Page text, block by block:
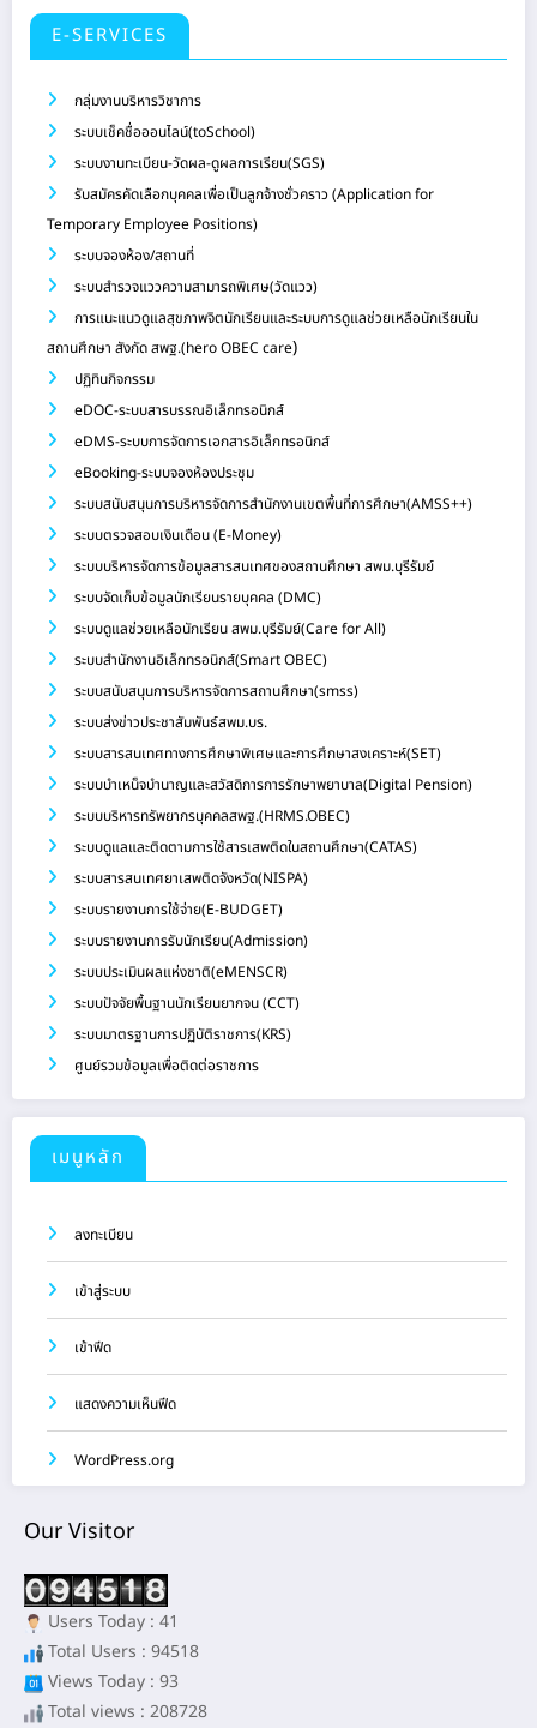
E-SERVICES
กลุ่มงานบริหารวิชาการ
ระบบเช็คชื่อออนไลน์(toSchool)
ระบบงานทะเบียน-วัดผล-ดูผลการเรียน(SGS)
รับสมัครคัดเลือกบุคคลเพื่อเป็นลูกจ้างชั่วคราว (Application for
Temporary Employee Positions)
ระบบจองห้อง/สถานที่
ระบบสำรวจแววความสามารถพิเศษ(วัดแวว)
การแนะแนวดูแลสุขภาพจิตนักเรียนและระบบการดูแลช่วยเหลือนักเรียนใน
สถานศึกษา สังกัด สพฐ.(hero OBEC care)
ปฏิทินกิจกรรม
eDOC-ระบบสารบรรณอิเล็กทรอนิกส์
eDMS-ระบบการจัดการเอกสารอิเล็กทรอนิกส์
eBooking-ระบบจองห้องประชุม
ระบบสนับสนุนการบริหารจัดการสำนักงานเขตพื้นที่การศึกษา(AMSS++)
ระบบตรวจสอบเงินเดือน (E-Money)
ระบบบริหารจัดการข้อมูลสารสนเทศของสถานศึกษา สพม.บุรีรัมย์
ระบบจัดเก็บข้อมูลนักเรียนรายบุคคล (DMC)
ระบบดูแลช่วยเหลือนักเรียน สพม.บุรีรัมย์(Care for All)
ระบบสำนักงานอิเล็กทรอนิกส์(Smart OBEC)
ระบบสนับสนุนการบริหารจัดการสถานศึกษา(smss)
ระบบส่งข่าวประชาสัมพันธ์สพม.บร.
ระบบสารสนเทศทางการศึกษาพิเศษและการศึกษาสงเคราะห์(SET)
ระบบบำเหน็จบำนาญและสวัสดิการการรักษาพยาบาล(Digital Pension)
ระบบบริหารทรัพยากรบุคคลสพฐ.(HRMS.OBEC)
ระบบดูแลและติดตามการใช้สารเสพติดในสถานศึกษา(CATAS)
ระบบสารสนเทศยาเสพติดจังหวัด(NISPA)
ระบบรายงานการใช้จ่าย(E-BUDGET)
ระบบรายงานการรับนักเรียน(Admission)
ระบบประเมินผลแห่งชาติ(eMENSCR)
ระบบปัจจัยพื้นฐานนักเรียนยากจน (CCT)
ระบบมาตรฐานการปฏิบัติราชการ(KRS)
ศูนย์รวมข้อมูลเพื่อติดต่อราชการ
เมนูหลัก
ลงทะเบียน
เข้าสู่ระบบ
เข้าฟีด
แสดงความเห็นฟีด
WordPress.org
Our Visitor
Users Today : 41
Total Users : 94518
Views Today : 93
Total views : 208728